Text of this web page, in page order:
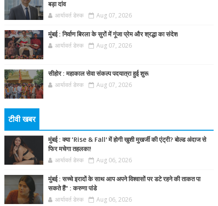
बड़ा दांव
आर्यावर्त डेस्क Aug 07, 2026
मुंबई : निर्वाण बिरला के सुरों में गूंजा प्रेम और श्रद्धा का संदेश
आर्यावर्त डेस्क Aug 07, 2026
सीहोर : महाकाल सेवा संकल्प पदयात्रा हुई शुरू
आर्यावर्त डेस्क Aug 07, 2026
टीवी खबर
मुंबई : क्या ‘Rise & Fall’ में होगी खुशी मुखर्जी की एंट्री? बोल्ड अंदाज से
फिर मचेगा तहलका!
आर्यावर्त डेस्क Aug 06, 2026
मुंबई : सच्चे इरादों के साथ आप अपने विश्वासों पर डटे रहने की ताकत पा
सकते हैं” : करुणा पांडे
आर्यावर्त डेस्क Aug 06, 2026